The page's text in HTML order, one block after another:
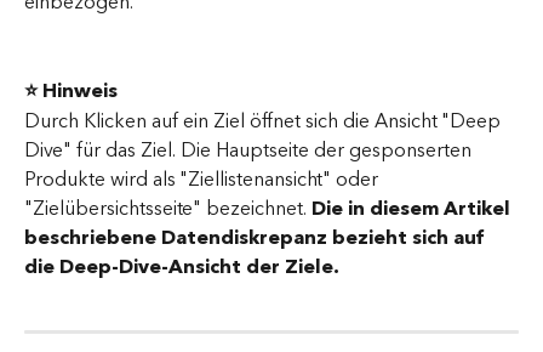
⭐️ Hinweis
Durch Klicken auf ein Ziel öffnet sich die Ansicht "Deep
Dive" für das Ziel. Die Hauptseite der gesponserten
Produkte wird als "Ziellistenansicht" oder
"Zielübersichtsseite" bezeichnet. Die in diesem Artikel
beschriebene Datendiskrepanz bezieht sich auf
die Deep-Dive-Ansicht der Ziele.